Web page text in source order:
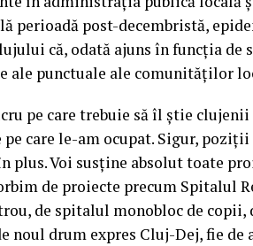
perioadă post-decembristă,
că, odată ajuns în funcția de
ale punctuale ale comunităților
pe care trebuie să îl știe clujenii
care le-am ocupat. Sigur,
plus. Voi susține absolut toate
de proiecte precum Spitalul
de spitalul monobloc de copii,
noul drum expres Cluj-Dej, fie